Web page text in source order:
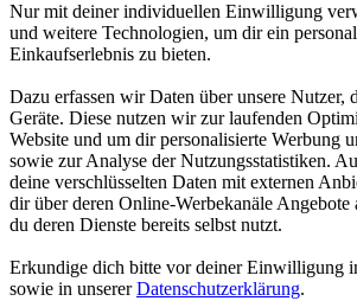
Nur mit deiner individuellen Einwilligung
und weitere Technologien, um dir ein
Einkaufserlebnis zu bieten.
Dazu erfassen wir Daten über unsere Nutzer,
Geräte. Diese nutzen wir zur laufenden
Website und um dir personalisierte Werbung
sowie zur Analyse der Nutzungsstatistiken.
deine verschlüsselten Daten mit externen
dir über deren Online-Werbekanäle Angebote
du deren Dienste bereits selbst nutzt.
Erkundige dich bitte vor deiner Einwilligung
sowie in unsererDatenschutzerklärung.